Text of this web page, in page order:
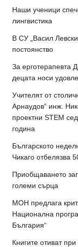
Наши ученици
лингвистика
В СУ „Васил
постоянство
За ерготерапевта
децата носи
Учителят от
Арнаудов“ инж.
проектни STEM
година
Българското
Чикаго отбелязва
Приобщаването
големи сърца
МОН предлага
Национална
България“
Книгите отиват